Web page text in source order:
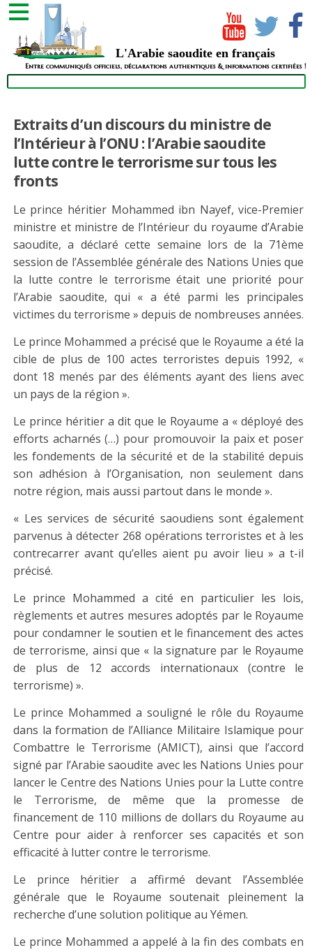
L'Arabie saoudite en français
Entre communiqués officiels, déclarations authentiques & informations certifiées !
Extraits d’un discours du ministre de
l’Intérieur à l’ONU : l’Arabie saoudite
lutte contre le terrorisme sur tous les
fronts
Le prince héritier Mohammed ibn Nayef, vice-Premier
ministre et ministre de l’Intérieur du royaume d’Arabie
saoudite, a déclaré cette semaine lors de la 71ème
session de l’Assemblée générale des Nations Unies que
la lutte contre le terrorisme était une priorité pour
l’Arabie saoudite, qui « a été parmi les principales
victimes du terrorisme » depuis de nombreuses années.
Le prince Mohammed a précisé que le Royaume a été la
cible de plus de 100 actes terroristes depuis 1992, «
dont 18 menés par des éléments ayant des liens avec
un pays de la région ».
Le prince héritier a dit que le Royaume a « déployé des
efforts acharnés (…) pour promouvoir la paix et poser
les fondements de la sécurité et de la stabilité depuis
son adhésion à l’Organisation, non seulement dans
notre région, mais aussi partout dans le monde ».
« Les services de sécurité saoudiens sont également
parvenus à détecter 268 opérations terroristes et à les
contrecarrer avant qu’elles aient pu avoir lieu » a t-il
précisé.
Le prince Mohammed a cité en particulier les lois,
règlements et autres mesures adoptés par le Royaume
pour condamner le soutien et le financement des actes
de terrorisme, ainsi que « la signature par le Royaume
de plus de 12 accords internationaux (contre le
terrorisme) ».
Le prince Mohammed a souligné le rôle du Royaume
dans la formation de l’Alliance Militaire Islamique pour
Combattre le Terrorisme (AMICT), ainsi que l’accord
signé par l’Arabie saoudite avec les Nations Unies pour
lancer le Centre des Nations Unies pour la Lutte contre
le Terrorisme, de même que la promesse de
financement de 110 millions de dollars du Royaume au
Centre pour aider à renforcer ses capacités et son
efficacité à lutter contre le terrorisme.
Le prince héritier a affirmé devant l’Assemblée
générale que le Royaume soutenait pleinement la
recherche d’une solution politique au Yémen.
Le prince Mohammed a appelé à la fin des combats en